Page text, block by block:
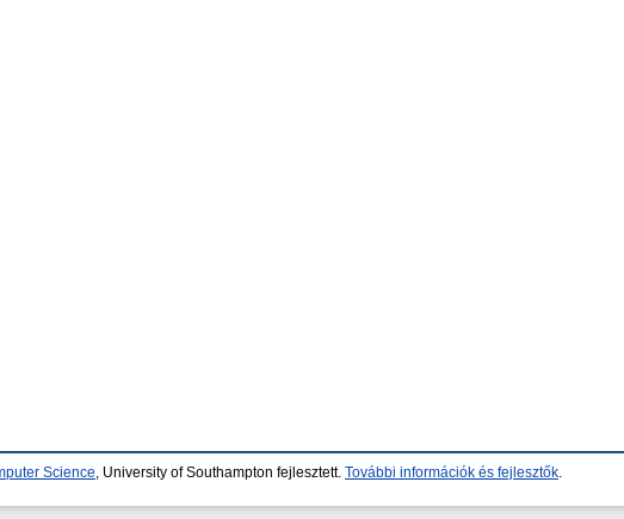
Science , University of Southampton fejlesztett. További információk és fejlesztők